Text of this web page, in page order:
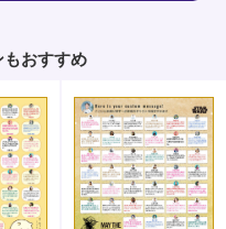
おすすめ